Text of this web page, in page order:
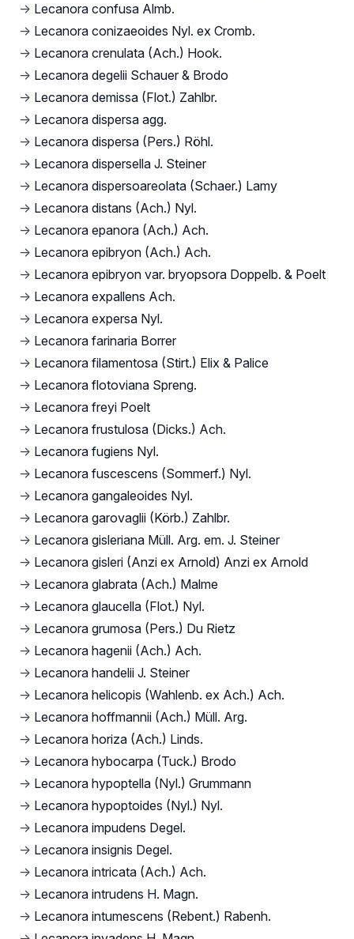
→ Lecanora confusa Almb.
→ Lecanora conizaeoides Nyl. ex Cromb.
→ Lecanora crenulata (Ach.) Hook.
→ Lecanora degelii Schauer & Brodo
→ Lecanora demissa (Flot.) Zahlbr.
→ Lecanora dispersa agg.
→ Lecanora dispersa (Pers.) Röhl.
→ Lecanora dispersella J. Steiner
→ Lecanora dispersoareolata (Schaer.) Lamy
→ Lecanora distans (Ach.) Nyl.
→ Lecanora epanora (Ach.) Ach.
→ Lecanora epibryon (Ach.) Ach.
→ Lecanora epibryon var. bryopsora Doppelb. & Poelt
→ Lecanora expallens Ach.
→ Lecanora expersa Nyl.
→ Lecanora farinaria Borrer
→ Lecanora filamentosa (Stirt.) Elix & Palice
→ Lecanora flotoviana Spreng.
→ Lecanora freyi Poelt
→ Lecanora frustulosa (Dicks.) Ach.
→ Lecanora fugiens Nyl.
→ Lecanora fuscescens (Sommerf.) Nyl.
→ Lecanora gangaleoides Nyl.
→ Lecanora garovaglii (Körb.) Zahlbr.
→ Lecanora gisleriana Müll. Arg. em. J. Steiner
→ Lecanora gisleri (Anzi ex Arnold) Anzi ex Arnold
→ Lecanora glabrata (Ach.) Malme
→ Lecanora glaucella (Flot.) Nyl.
→ Lecanora grumosa (Pers.) Du Rietz
→ Lecanora hagenii (Ach.) Ach.
→ Lecanora handelii J. Steiner
→ Lecanora helicopis (Wahlenb. ex Ach.) Ach.
→ Lecanora hoffmannii (Ach.) Müll. Arg.
→ Lecanora horiza (Ach.) Linds.
→ Lecanora hybocarpa (Tuck.) Brodo
→ Lecanora hypoptella (Nyl.) Grummann
→ Lecanora hypoptoides (Nyl.) Nyl.
→ Lecanora impudens Degel.
→ Lecanora insignis Degel.
→ Lecanora intricata (Ach.) Ach.
→ Lecanora intrudens H. Magn.
→ Lecanora intumescens (Rebent.) Rabenh.